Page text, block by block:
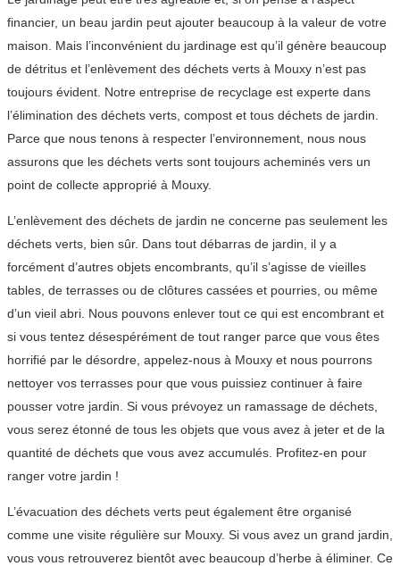
financier, un beau jardin peut ajouter beaucoup à la valeur de votre
maison. Mais l’inconvénient du jardinage est qu’il génère beaucoup
de détritus et l’enlèvement des déchets verts à Mouxy n’est pas
toujours évident. Notre entreprise de recyclage est experte dans
l’élimination des déchets verts, compost et tous déchets de jardin.
Parce que nous tenons à respecter l’environnement, nous nous
assurons que les déchets verts sont toujours acheminés vers un
point de collecte approprié à Mouxy.
L’enlèvement des déchets de jardin ne concerne pas seulement les
déchets verts, bien sûr. Dans tout débarras de jardin, il y a
forcément d’autres objets encombrants, qu’il s’agisse de vieilles
tables, de terrasses ou de clôtures cassées et pourries, ou même
d’un vieil abri. Nous pouvons enlever tout ce qui est encombrant et
si vous tentez désespérément de tout ranger parce que vous êtes
horrifié par le désordre, appelez-nous à Mouxy et nous pourrons
nettoyer vos terrasses pour que vous puissiez continuer à faire
pousser votre jardin. Si vous prévoyez un ramassage de déchets,
vous serez étonné de tous les objets que vous avez à jeter et de la
quantité de déchets que vous avez accumulés. Profitez-en pour
ranger votre jardin !
L’évacuation des déchets verts peut également être organisé
comme une visite régulière sur Mouxy. Si vous avez un grand jardin,
vous vous retrouverez bientôt avec beaucoup d’herbe à éliminer. Ce